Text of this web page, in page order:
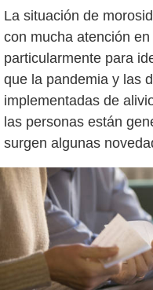
La situación de
con mucha atención
particularmente para
que la pandemia y las
implementadas de
las personas están